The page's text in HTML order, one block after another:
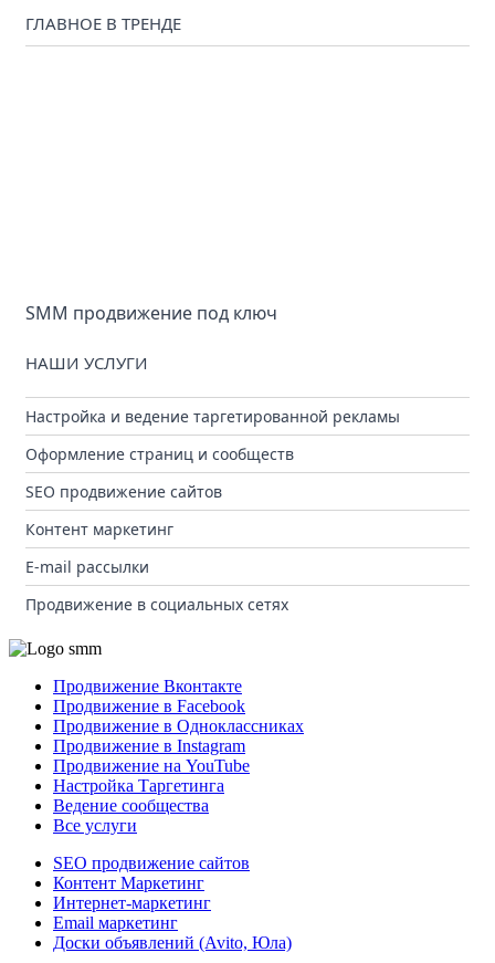
ГЛАВНОЕ В ТРЕНДЕ
SMM продвижение под ключ
НАШИ УСЛУГИ
Настройка и ведение таргетированной рекламы
Оформление страниц и сообществ
SEO продвижение сайтов
Контент маркетинг
E-mail рассылки
Продвижение в социальных сетях
Продвижение Вконтакте
Продвижение в Facebook
Продвижение в Одноклассниках
Продвижение в Instagram
Продвижение на YouTube
Настройка Таргетинга
Ведение сообщества
Все услуги
SEO продвижение сайтов
Контент Маркетинг
Интернет-маркетинг
Email маркетинг
Доски объявлений (Avito, Юла)